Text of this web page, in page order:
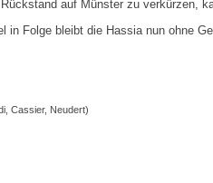
auf Münster zu verkürzen,
in Folge bleibt die Hassia nun ohne
Cassier, Neudert)